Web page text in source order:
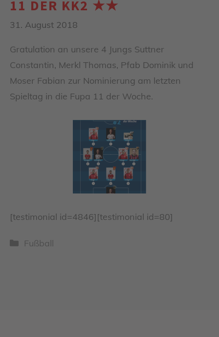
11 DER KK2 ★★
31. August 2018
Gratulation an unsere 4 Jungs Suttner
Constantin, Merkl Thomas, Pfab Dominik und
Moser Fabian zur Nominierung am letzten
Spieltag in die Fupa 11 der Woche.
[testimonial id=4846][testimonial id=80]
Kategorien
Fußball